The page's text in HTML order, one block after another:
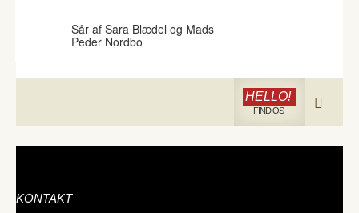
Sår af Sara Blædel og Mads
Peder Nordbo
HELLO!
FIND OS
KONTAKT